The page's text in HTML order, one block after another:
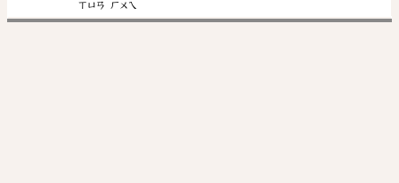
ㄒㄩㄢ ㄏㄨㄟ